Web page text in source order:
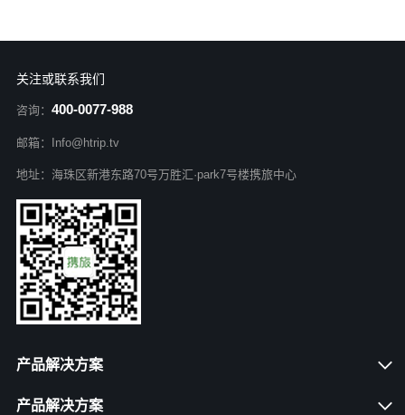
产品解决方案
产品解决方案
关注或联系我们
咨询： 400-0077-988
邮箱：Info@htrip.tv
地址：海珠区新港东路70号万胜汇·park7号楼携旅中心